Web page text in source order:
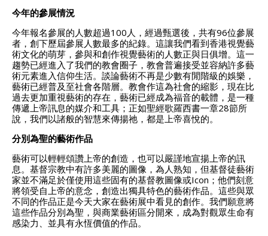
今年的參展情況
今年報名參展的人數超過100人，經過甄選後，共有96位參展
者，創下歷屆參展人數最多的紀錄。這讓我們看到香港視覺藝
術文化的萌芽，參與和創作視覺藝術的人數正與日俱增。這一
趨勢已經進入了我們的教會圈子，教會普遍接受並容納許多藝
術元素進入信仰生活。談論藝術不再是少數有閒階級的娛樂，
藝術已經普及至社會各階層。教會作這為社會的縮影，現在比
過去更加重視藝術的存在，藝術已經成為福音的載體，是一種
傳遞上帝訊息的媒介和工具；正如聖經歌羅西書一章28節所
說，我們以諸般的智慧來傳揚祂，都是上帝喜悅的。
分別為聖的藝術作品
藝術可以輕輕頌讚上帝的創造，也可以嚴謹地宣揚上帝的訊
息。基督宗教中有許多美麗的圖像，為人熟知，但基督徒藝術
家並不滿足於僅使用這些固有的基督教圖像或Icon；他們刻意
將領受自上帝的意念，創造出獨具特色的藝術作品。這些與眾
不同的作品正是今天大家在藝術展中看見的創作。我們願意將
這些作品分別為聖，與商業藝術區分開來，成為對觀眾生命有
感染力、並具有永恆價值的作品。